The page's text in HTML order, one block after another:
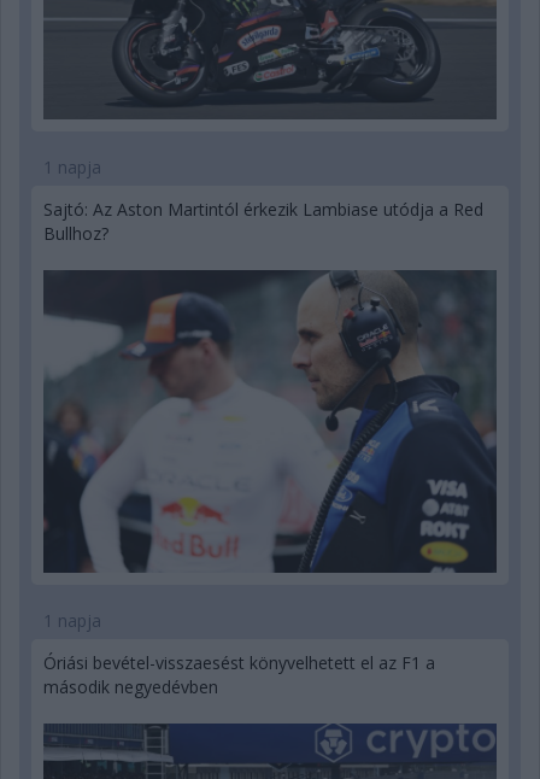
1 napja
Sajtó: Az Aston Martintól érkezik Lambiase utódja a Red
Bullhoz?
1 napja
Óriási bevétel-visszaesést könyvelhetett el az F1 a
második negyedévben